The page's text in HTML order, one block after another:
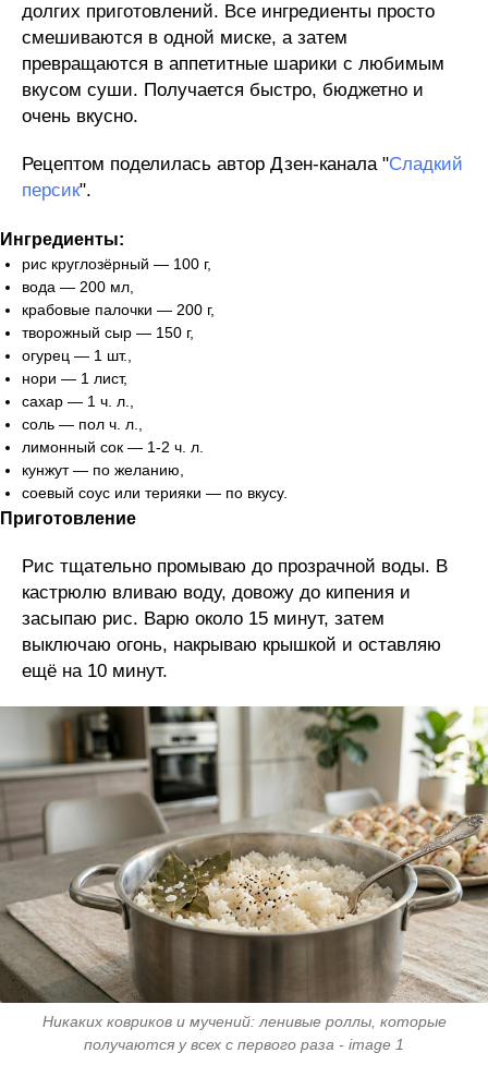
долгих приготовлений. Все ингредиенты просто
смешиваются в одной миске, а затем
превращаются в аппетитные шарики с любимым
вкусом суши. Получается быстро, бюджетно и
очень вкусно.
Рецептом поделилась автор Дзен-канала "Сладкий
персик".
Ингредиенты:
рис круглозёрный — 100 г,
вода — 200 мл,
крабовые палочки — 200 г,
творожный сыр — 150 г,
огурец — 1 шт.,
нори — 1 лист,
сахар — 1 ч. л.,
соль — пол ч. л.,
лимонный сок — 1-2 ч. л.
кунжут — по желанию,
соевый соус или терияки — по вкусу.
Приготовление
Рис тщательно промываю до прозрачной воды. В
кастрюлю вливаю воду, довожу до кипения и
засыпаю рис. Варю около 15 минут, затем
выключаю огонь, накрываю крышкой и оставляю
ещё на 10 минут.
Никаких ковриков и мучений: ленивые роллы, которые
получаются у всех с первого раза - image 1